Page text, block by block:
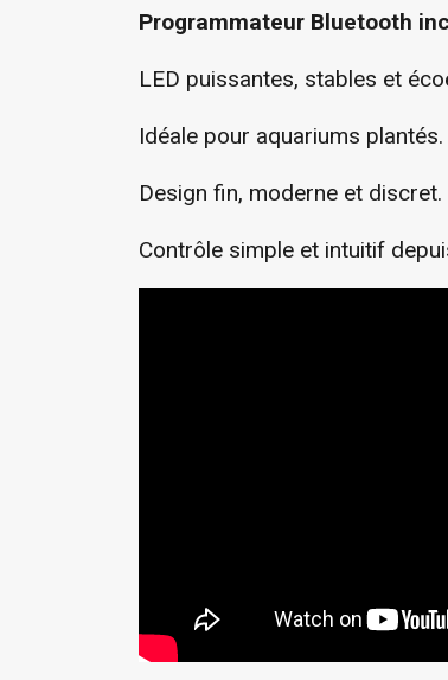
Programmateur Bluetooth
LED puissantes, stables et
Idéale pour aquariums plantés.
Design fin, moderne et discret.
Contrôle simple et intuitif